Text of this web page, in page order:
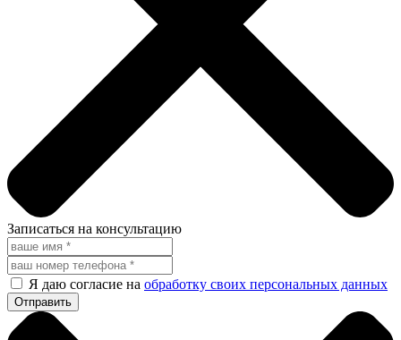
Записаться на консультацию
Я даю согласие на обработку своих персональных данных